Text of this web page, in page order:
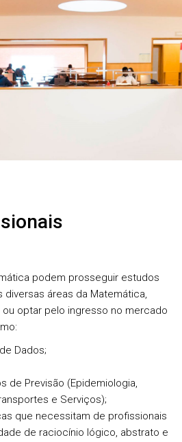
podem prosseguir estudos
diversas áreas da Matemática,
ou optar pelo ingresso no mercado
Dados;
de Previsão (Epidemiologia,
e Serviços);
que necessitam de profissionais
de raciocínio lógico, abstrato e